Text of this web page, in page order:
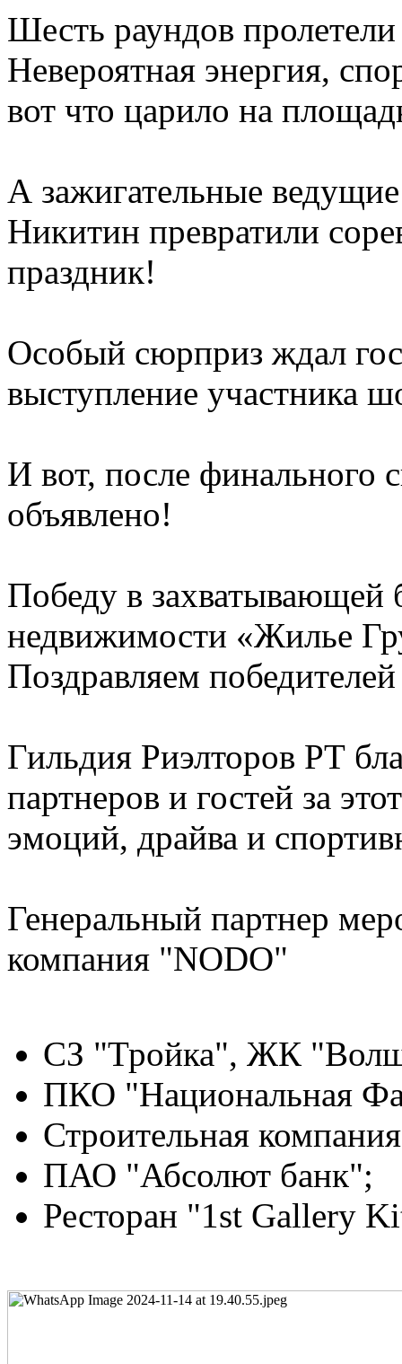
Шесть раундов
Невероятная энергия,
вот что царило на
А зажигательные
Никитин превратили
праздник!
Особый сюрприз ждал
выступление участника
И вот, после финального
объявлено!
Победу в захватывающей
недвижимости «Жилье
Поздравляем
Гильдия Риэлторов РТ
партнеров и гостей за
эмоций, драйва и
Генеральный партнер
компания "NODO"
СЗ "Тройка", ЖК
ПКО "Национальная
Строительная
ПАО "Абсолют банк";
Ресторан "1st Gallery